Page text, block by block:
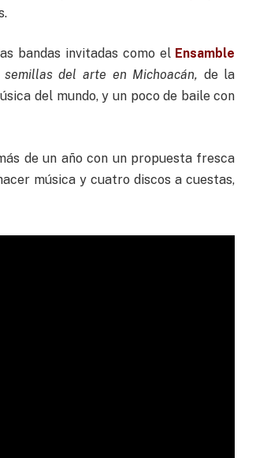
bandas invitadas como el Ensamble
semillas del arte en Michoacán, de la
del mundo, y un poco de baile con
de un año con un propuesta fresca
música y cuatro discos a cuestas,